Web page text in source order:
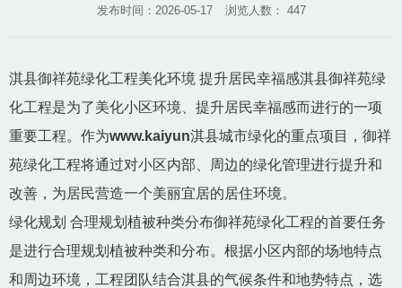
发布时间：2026-05-17 浏览人数： 447
淇县御祥苑绿化工程美化环境 提升居民幸福感淇县御祥苑绿
化工程是为了美化小区环境、提升居民幸福感而进行的一项
重要工程。作为www.kaiyun淇县城市绿化的重点项目，御祥
苑绿化工程将通过对小区内部、周边的绿化管理进行提升和
改善，为居民营造一个美丽宜居的居住环境。
绿化规划 合理规划植被种类分布御祥苑绿化工程的首要任务
是进行合理规划植被种类和分布。根据小区内部的场地特点
和周边环境，工程团队结合淇县的气候条件和地势特点，选